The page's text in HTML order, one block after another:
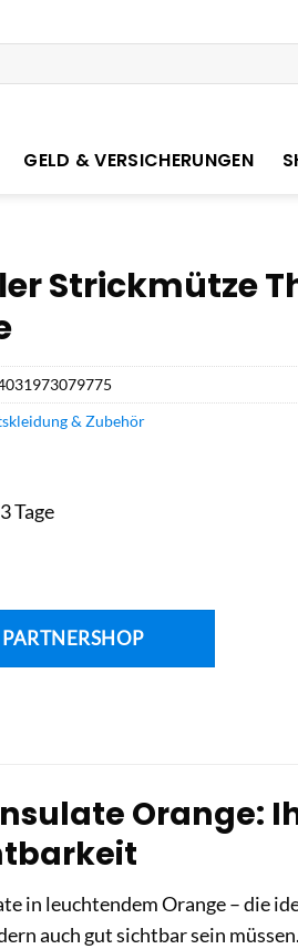
GELD & VERSICHERUNGEN
Strickmütze
Tage
& Zubehör
Orange:
in leuchtendem Orange – die
auch gut sichtbar sein